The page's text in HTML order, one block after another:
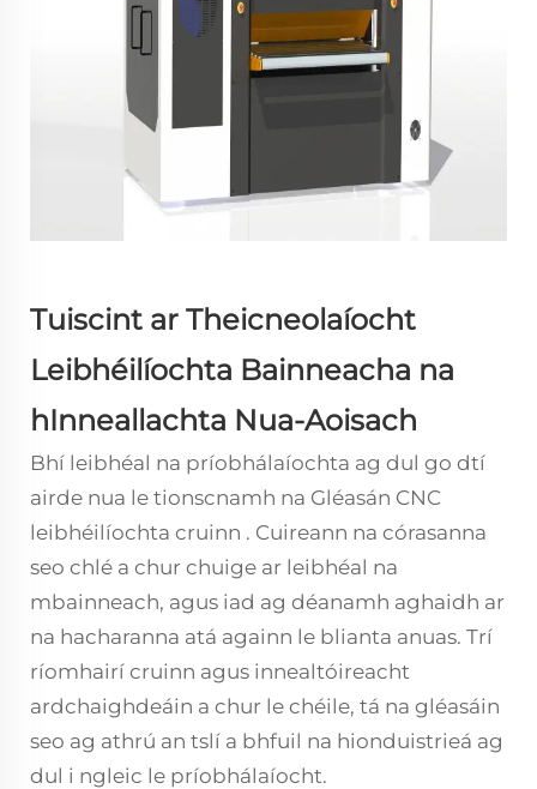
Tuiscint ar Theicneolaíocht
Leibhéilíochta Bainneacha na
hInneallachta Nua-Aoisach
Bhí leibhéal na príobhálaíochta ag dul go dtí
airde nua le tionscnamh na Gléasán CNC
leibhéilíochta cruinn . Cuireann na córasanna
seo chlé a chur chuige ar leibhéal na
mbainneach, agus iad ag déanamh aghaidh ar
na hacharanna atá againn le blianta anuas. Trí
ríomhairí cruinn agus innealtóireacht
ardchaighdeáin a chur le chéile, tá na gléasáin
seo ag athrú an tslí a bhfuil na hionduistrieá ag
dul i ngleic le príobhálaíocht.